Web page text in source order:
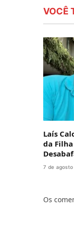
VOCÊ
Laís
da
7 de
Os